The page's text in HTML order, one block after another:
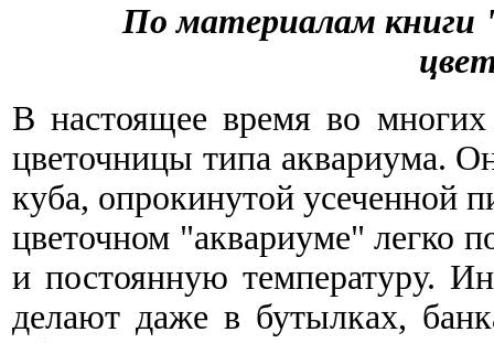
По материалам книги
В настоящее время во многих
цветочницы типа аквариума.
куба, опрокинутой усеченной
цветочном "аквариуме" легко
и постоянную температуру.
делают даже в бутылках,